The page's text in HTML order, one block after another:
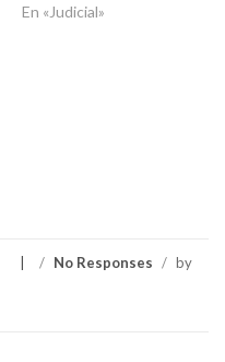
En «Judicial»
/ No Responses / by